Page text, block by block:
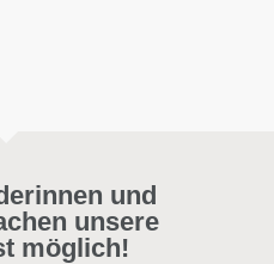
und
unsere
möglich!